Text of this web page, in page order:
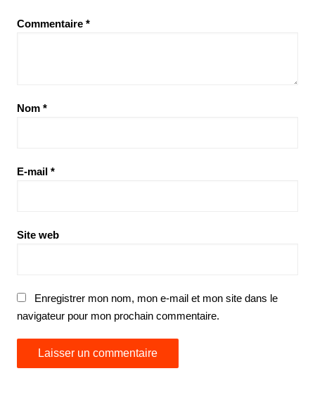
Commentaire *
Nom *
E-mail *
Site web
Enregistrer mon nom, mon e-mail et mon site dans le
navigateur pour mon prochain commentaire.